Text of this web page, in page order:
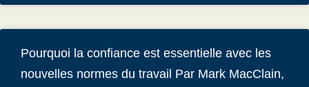
Pourquoi la confiance est essentielle avec les
nouvelles normes du travail Par Mark MacClain,